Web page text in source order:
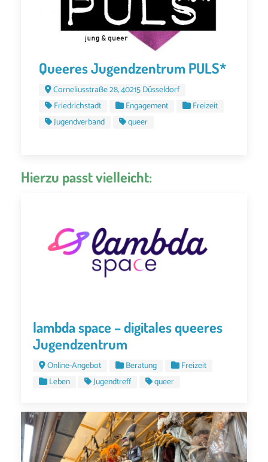
Queeres Jugendzentrum PULS*
Corneliusstraße 28, 40215 Düsseldorf
Friedrichstadt
Engagement
Freizeit
Jugendverband
queer
Hierzu passt vielleicht:
lambda space – digitales queeres
Jugendzentrum
Online-Angebot Beratung
Freizeit
Leben
Jugendtreff queer